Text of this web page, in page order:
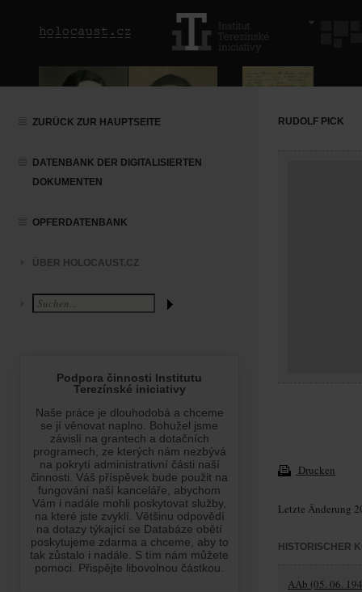
ZURÜCK ZUR HAUPTSEITE
DATENBANK DER DIGITALISIERTEN
DOKUMENTEN
OPFERDATENBANK
ÜBER HOLOCAUST.CZ
RUDOLF PICK
Drucken
Letzte Änderung
HISTORISCHER
AAb (05. 06.